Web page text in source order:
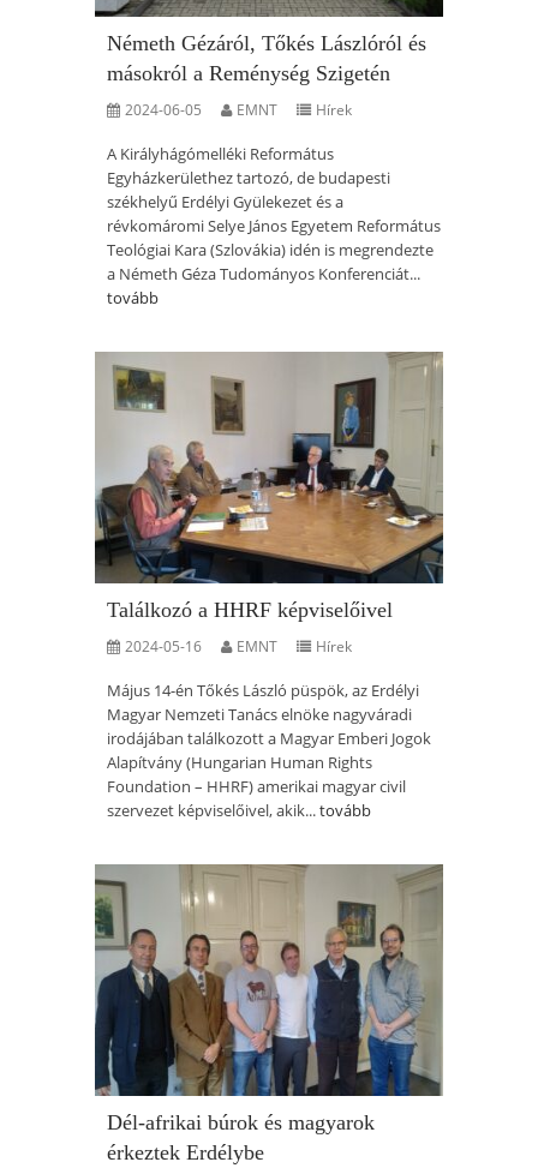
Németh Gézáról, Tőkés Lászlóról és
másokról a Reménység Szigetén
2024-06-05 EMNT Hírek
A Királyhágómelléki Református
Egyházkerülethez tartozó, de budapesti
székhelyű Erdélyi Gyülekezet és a
révkomáromi Selye János Egyetem Református
Teológiai Kara (Szlovákia) idén is megrendezte
a Németh Géza Tudományos Konferenciát...
tovább
Találkozó a HHRF képviselőivel
2024-05-16 EMNT Hírek
Május 14-én Tőkés László püspök, az Erdélyi
Magyar Nemzeti Tanács elnöke nagyváradi
irodájában találkozott a Magyar Emberi Jogok
Alapítvány (Hungarian Human Rights
Foundation – HHRF) amerikai magyar civil
szervezet képviselőivel, akik...tovább
Dél-afrikai búrok és magyarok
érkeztek Erdélybe